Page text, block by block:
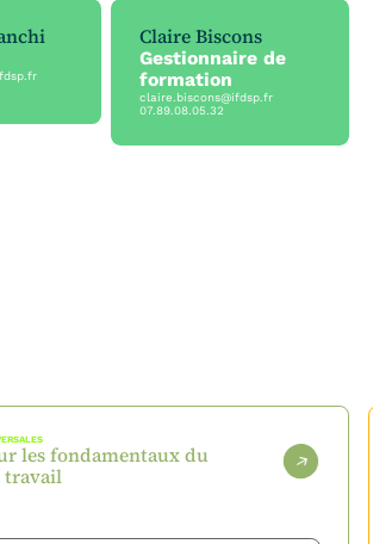
Claire Biscons
Gestionnaire de
formation
claire.biscons@ifdsp.fr
07.89.08.05.32
les fondamentaux du
travail